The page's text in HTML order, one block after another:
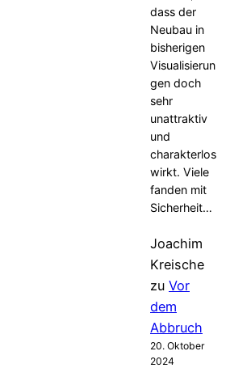
dass der
Neubau in
bisherigen
Visualisierun
gen doch
sehr
unattraktiv
und
charakterlos
wirkt. Viele
fanden mit
Sicherheit…
Joachim
Kreische
zu Vor
dem
Abbruch
20. Oktober
2024